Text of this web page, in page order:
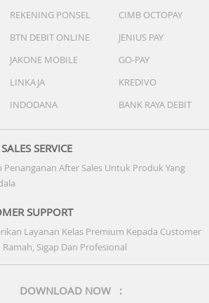
REKENING PONSEL
CIMB OCTOPAY
BTN DEBIT ONLINE
JENIUS PAY
JAKONE MOBILE
GO-PAY
LINKAJA
KREDIVO
INDODANA BANK RAYA DEBIT
SERVICE
Penanganan After Sales Untuk Produk Yang
SUPPORT
Layanan Kelas Premium Kepada Customer
Ramah, Sigap Dan Profesional
DOWNLOAD NOW :